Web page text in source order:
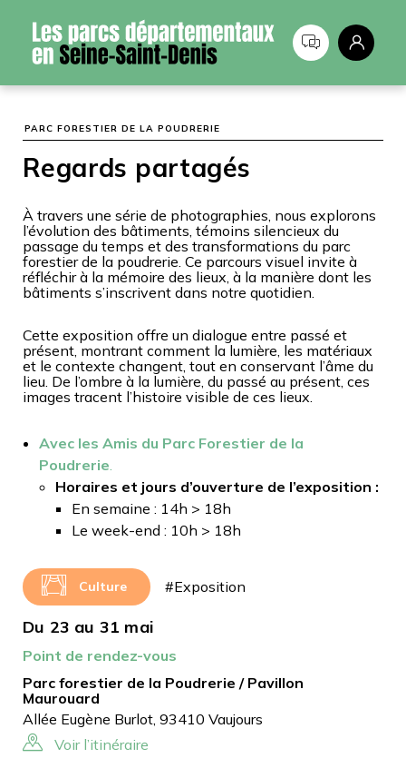
PARC FORESTIER DE LA POUDRERIE
Regards partagés
À travers une série de photographies, nous explorons
l’évolution des bâtiments, témoins silencieux du
passage du temps et des transformations du parc
forestier de la poudrerie. Ce parcours visuel invite à
réfléchir à la mémoire des lieux, à la manière dont les
bâtiments s’inscrivent dans notre quotidien.
Cette exposition offre un dialogue entre passé et
présent, montrant comment la lumière, les matériaux
et le contexte changent, tout en conservant l’âme du
lieu. De l’ombre à la lumière, du passé au présent, ces
images tracent l’histoire visible de ces lieux.
Avec les Amis du Parc Forestier de la
Poudrerie
Horaires et jours d’ouverture de l’exposition :
En semaine : 14h > 18h
Le week-end : 10h > 18h
Culture #Exposition
Du 23 au 31 mai
Point de rendez-vous
Parc forestier de la Poudrerie / Pavillon
Maurouard
Allée Eugène Burlot, 93410 Vaujours
Voir l’itinéraire